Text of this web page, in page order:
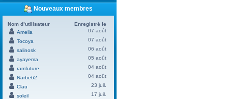
Nouveaux membres
Nom d’utilisateur
Enregistré le
Amelia
07 août
Tocoya
07 août
salinosk
06 août
ayayema
05 août
ramfuture
04 août
Narbe62
04 août
Clau
23 juil.
soleil
17 juil.